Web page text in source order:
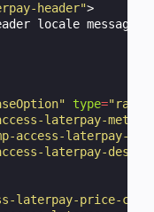
header">
locale message
type=
laterpay-
access-laterpay-
laterpay-
laterpay-price-